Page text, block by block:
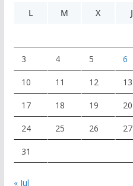
L
M X J
3 4 5 6
10 11 12 13
17 18 19 20
24 25 26 27
31
« Jul